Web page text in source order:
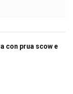
con prua scow e